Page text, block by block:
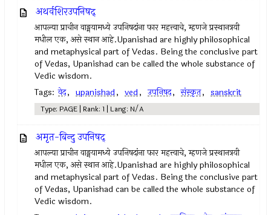
अथर्वशिरउपनिषद्
आपल्या प्राचीन वाङ्मयामध्ये उपनिषदांना फार महत्त्वाचे, म्हणजे प्रस्थानत्रयी
मधील एक, असे स्थान आहे.Upanishad are highly philosophical
and metaphysical part of Vedas. Being the conclusive part
of Vedas, Upanishad can be called the whole substance of
Vedic wisdom.
Tags: वेद, upanishad, ved, उपनिषद‌, संस्कृत, sanskrit
Type: PAGE | Rank: 1 | Lang: N/A
अमृत-बिन्दु उपनिषद्
आपल्या प्राचीन वाङ्मयामध्ये उपनिषदांना फार महत्त्वाचे, म्हणजे प्रस्थानत्रयी
मधील एक, असे स्थान आहे.Upanishad are highly philosophical
and metaphysical part of Vedas. Being the conclusive part
of Vedas, Upanishad can be called the whole substance of
Vedic wisdom.